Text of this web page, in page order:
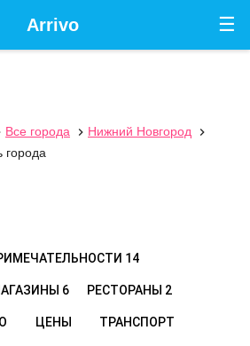
☰
Arrivo
Все города  Нижний Новгород

города
14
6 РЕСТОРАНЫ 2
ЦЕНЫ ТРАНСПОРТ